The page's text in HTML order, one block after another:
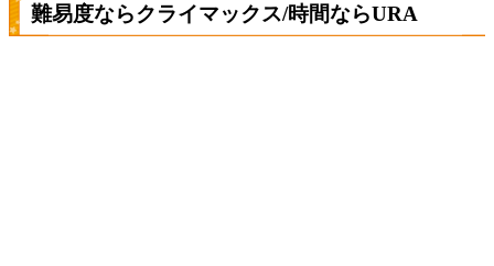
難易度ならクライマックス/時間ならURA